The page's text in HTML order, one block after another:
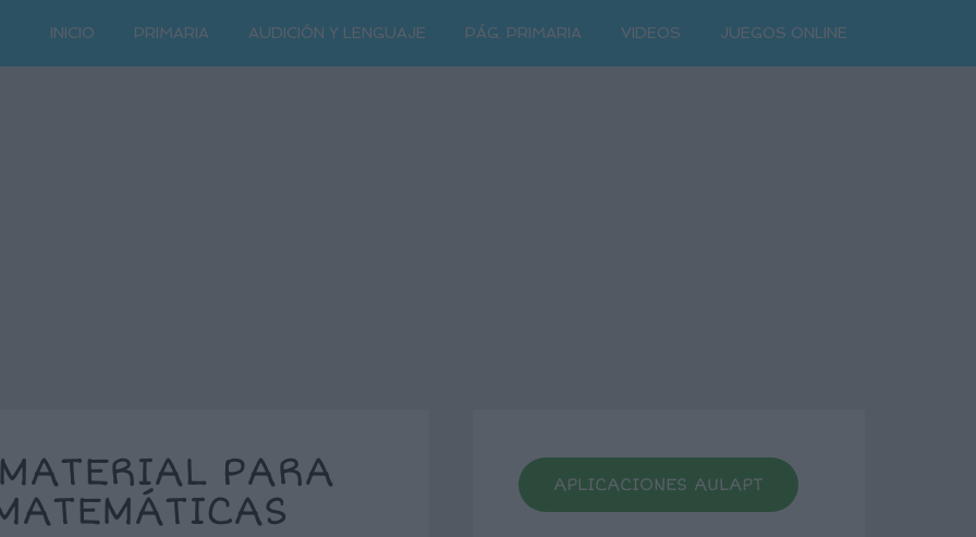
INICIO PRIMARIA AUDICIÓN Y LENGUAJE PÁG. PRIMARIA VIDEOS JUEGOS ONLINE
PARA
APLICACIONES AULAPT